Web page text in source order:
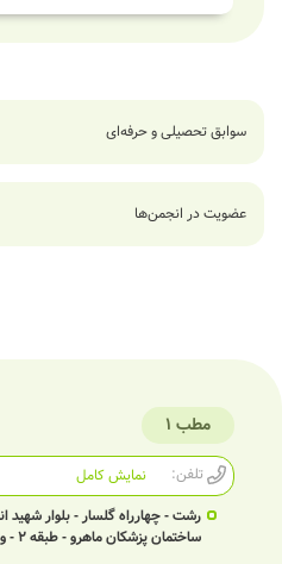
سوابق تحصیلی و حرفه‌ای
عضویت در انجمن‌ها
مطب 1
تلفن:
نمایش کامل
رشت - چهارراه گلسار - بلوار
ساختمان پزشکان ماهرو - طبقه 2 - واحد 6